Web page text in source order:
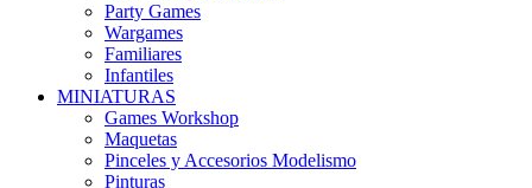
Party Games
Wargames
Familiares
Infantiles
MINIATURAS
Games Workshop
Maquetas
Pinceles y Accesorios Modelismo
Pinturas